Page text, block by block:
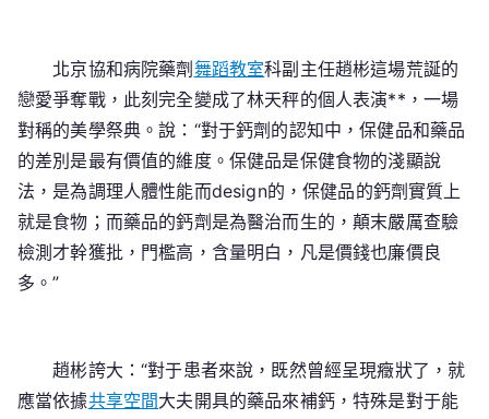
北京協和病院藥劑 舞蹈教室科副主任趙彬這場荒誕的
戀愛爭奪戰，此刻完全變成了林天秤的個人表演**，一場
對稱的美學祭典。說：“對于鈣劑的認知中，保健品和藥品
的差別是最有價值的維度。保健品是保健食物的淺顯說
法，是為調理人體性能而design的，保健品的鈣劑實質上
就是食物；而藥品的鈣劑是為醫治而生的，顛末嚴厲查驗
檢測才幹獲批，門檻高，含量明白，凡是價錢也廉價良
多。”
趙彬誇大：“對于患者來說，既然曾經呈現癥狀了，就
應當依據共享空間大夫開具的藥品來補鈣，特殊是對于能